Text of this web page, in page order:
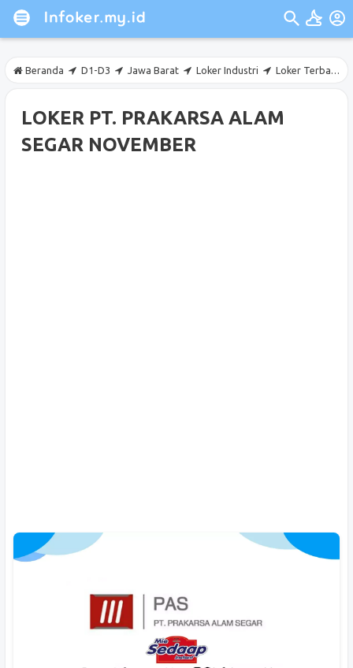
Beranda D1-D3 Jawa Barat Loker Industri Loker Terbaru
LOKER PT. PRAKARSA ALAM
SEGAR NOVEMBER